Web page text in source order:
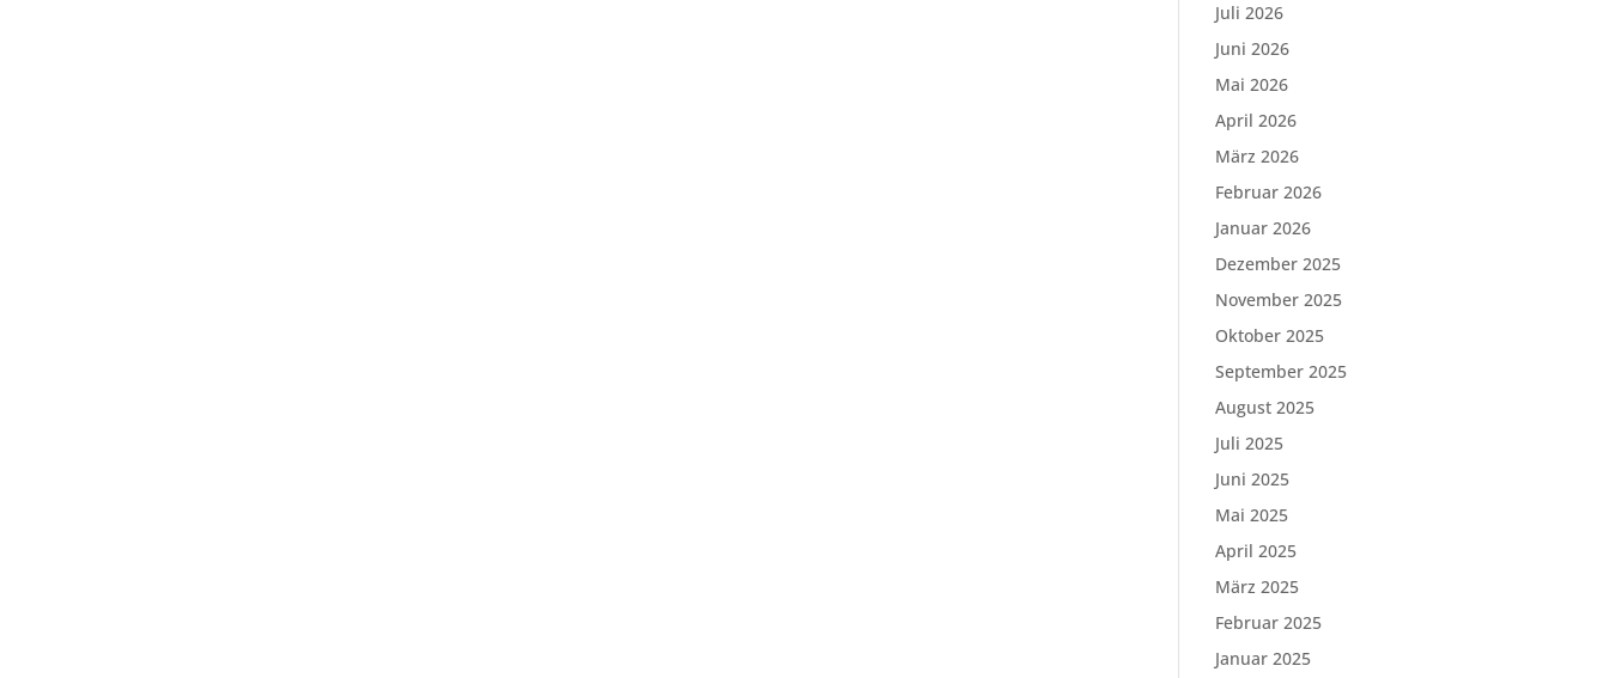
Juli 2026
Juni 2026
Mai 2026
April 2026
März 2026
Februar 2026
Januar 2026
Dezember 2025
November 2025
Oktober 2025
September 2025
August 2025
Juli 2025
Juni 2025
Mai 2025
April 2025
März 2025
Februar 2025
Januar 2025